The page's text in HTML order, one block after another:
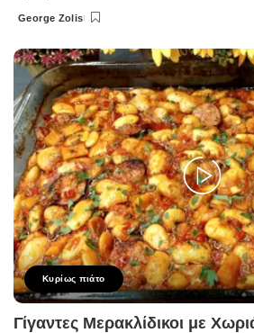
Posted
George Zolis
Κυρίως πιάτο
Γίγαντες Μερακλίδικοι με